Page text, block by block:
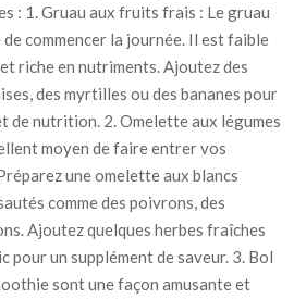
: 1. Gruau aux fruits frais : Le gruau
commencer la journée. Il est faible
riche en nutriments. Ajoutez des
des myrtilles ou des bananes pour
de nutrition. 2. Omelette aux légumes
moyen de faire entrer vos
une omelette aux blancs
comme des poivrons, des
Ajoutez quelques herbes fraîches
pour un supplément de saveur. 3. Bol
sont une façon amusante et